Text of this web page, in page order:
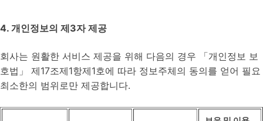
4. 개인정보의 제3자 제공
회사는 원활한 서비스 제공을 위해 다음의 경우 「개인정보 보
호법」 제17조제1항제1호에 따라 정보주체의 동의를 얻어 필요
최소한의 범위로만 제공합니다.